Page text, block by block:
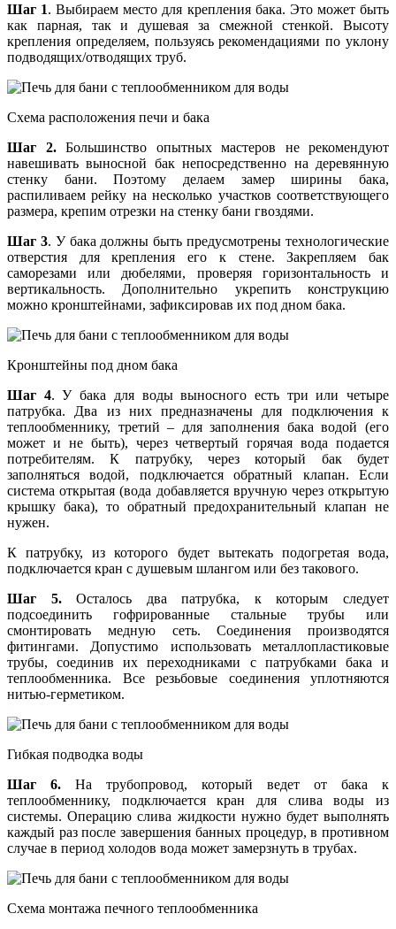
Шаг 1. Выбираем место для крепления бака. Это может быть
как парная, так и душевая за смежной стенкой. Высоту
крепления определяем, пользуясь рекомендациями по уклону
подводящих/отводящих труб.
Схема расположения печи и бака
Шаг 2.Большинство опытных мастеров не рекомендуют
навешивать выносной бак непосредственно на деревянную
стенку бани. Поэтому делаем замер ширины бака,
распиливаем рейку на несколько участков соответствующего
размера, крепим отрезки на стенку бани гвоздями.
Шаг 3. У бака должны быть предусмотрены технологические
отверстия для крепления его к стене. Закрепляем бак
саморезами или дюбелями, проверяя горизонтальность и
вертикальность. Дополнительно укрепить конструкцию
можно кронштейнами, зафиксировав их под дном бака.
Кронштейны под дном бака
Шаг 4. У бака для воды выносного есть три или четыре
патрубка. Два из них предназначены для подключения к
теплообменнику, третий – для заполнения бака водой (его
может и не быть), через четвертый горячая вода подается
потребителям. К патрубку, через который бак будет
заполняться водой, подключается обратный клапан. Если
система открытая (вода добавляется вручную через открытую
крышку бака), то обратный предохранительный клапан не
нужен.
К патрубку, из которого будет вытекать подогретая вода,
подключается кран с душевым шлангом или без такового.
Шаг 5.Осталось два патрубка, к которым следует
подсоединить гофрированные стальные трубы или
смонтировать медную сеть. Соединения производятся
фитингами. Допустимо использовать металлопластиковые
трубы, соединив их переходниками с патрубками бака и
теплообменника. Все резьбовые соединения уплотняются
нитью-герметиком.
Гибкая подводка воды
Шаг 6. На трубопровод, который ведет от бака к
теплообменнику, подключается кран для слива воды из
системы. Операцию слива жидкости нужно будет выполнять
каждый раз после завершения банных процедур, в противном
случае в период холодов вода может замерзнуть в трубах.
Схема монтажа печного теплообменника